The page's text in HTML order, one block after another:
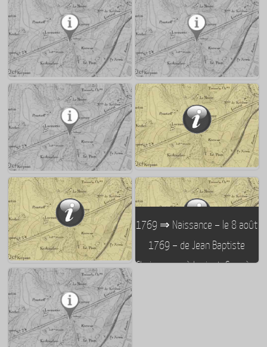
11/05/1762 et du 12/06/1762
au 08/07/1762 – 1er maire de
Lorient
conserve à Kérentrech et
maire de Lorient de 1890 à
1892
1884 : Décès du compositeur
lorientais Victor Massé
1862 : Naissance de l’écrivain
Charles Causse à Lorient
1828 : Naissance à Lorient du
philosophe Ernest Hello
sculpteur Auguste Nayel
1794 – 1794 ⇒ Droz (ainé) :
maire de Lorient du
07/05/1794 au 25/11/1794
1769 ⇒ Naissance – le 8 août
1769 – de Jean Baptiste
Chaigneau – à Lorient. Sa mère